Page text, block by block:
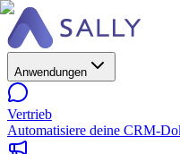
Anwendungen
Vertrieb
Automatisiere deine CRM-